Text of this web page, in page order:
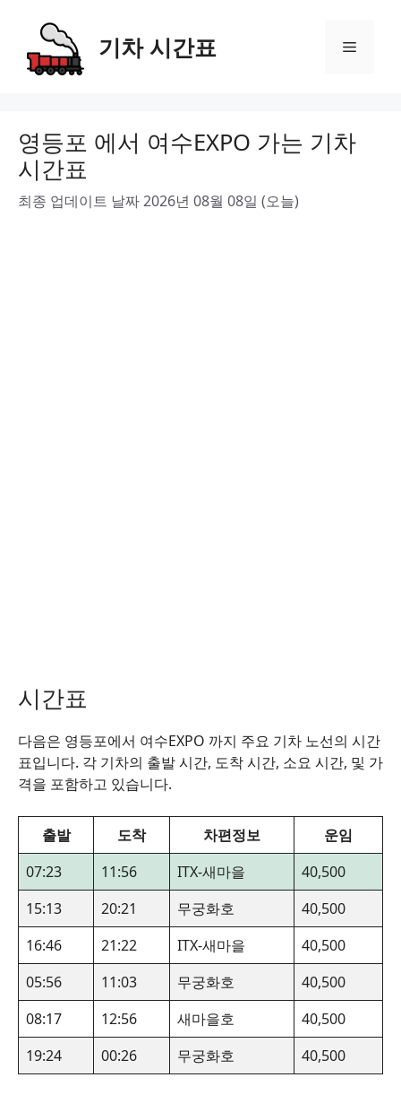
content
기차 시간표 Menu
영등포 에서 여수EXPO 가는 기차
시간표
최종 업데이트 날짜 2026년 08월 08일 (오늘)
시간표
다음은 영등포에서 여수EXPO 까지 주요 기차 노선의 시간
표입니다. 각 기차의 출발 시간, 도착 시간, 소요 시간, 및 가
격을 포함하고 있습니다.
출발 도착 차편정보
운임
07:23
11:56 ITX-새마을
40,500
15:13
20:21 무궁화호
40,500
16:46
21:22 ITX-새마을
40,500
05:56
11:03 무궁화호
40,500
08:17
12:56 새마을호
40,500
19:24
00:26 무궁화호 40,500